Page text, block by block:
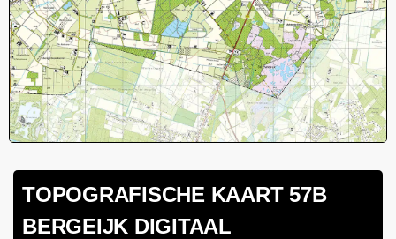
TOPOGRAFISCHE KAART 57B
BERGEIJK DIGITAAL